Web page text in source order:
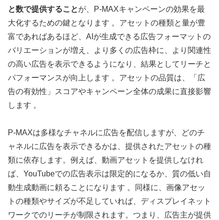
と数で提供することが、P-MAXキャンペーンの効果を最
大化するための鍵となります 。アセットの種類と量が豊
富であればあるほど、AIが生成できる広告フォーマットの
バリエーションが増え、より多くの広告枠に、より関連性
の高い広告を表示できるようになり、結果としてリーチと
パフォーマンスが向上します 。アセットの品質は、「広
告の有効性」スコアやキャンペーン全体の成果に直接影響
します 。
P-MAXは多様なチャネルに広告を配信しますが、どのチ
ャネルに広告を表示できるかは、提供されたアセットの種
類に依存します。例えば、動画アセットを提供しなけれ
ば、YouTubeでの広告表示は限定的になるか、質の低い自
動生成動画に頼ることになります 。同様に、画像アセッ
トの種類やサイズが不足していれば、ディスプレイネット
ワークでのリーチが制限されます。つまり、広告主が提供